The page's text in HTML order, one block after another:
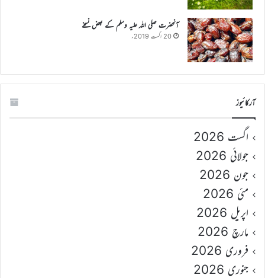
آنحضرت صلی اللہ علیہ وسلم کے بعض نسخے
20 اگست 2019ء
آرکائیوز
اگست 2026
جولائی 2026
جون 2026
مئی 2026
اپریل 2026
مارچ 2026
فروری 2026
جنوری 2026